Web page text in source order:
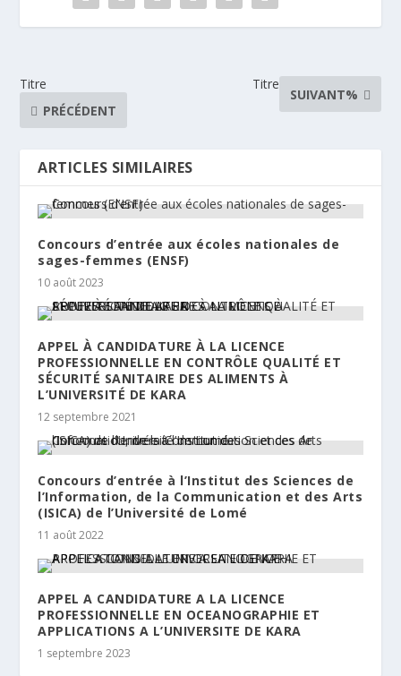
Titre
PRÉCÉDENT
Titre
SUIVANT%
ARTICLES SIMILAIRES
Concours d’entrée aux écoles nationales de
sages-femmes (ENSF)
10 août 2023
APPEL À CANDIDATURE À LA LICENCE
PROFESSIONNELLE EN CONTRÔLE QUALITÉ ET
SÉCURITÉ SANITAIRE DES ALIMENTS À
L’UNIVERSITÉ DE KARA
12 septembre 2021
Concours d’entrée à l’Institut des Sciences de
l’Information, de la Communication et des Arts
(ISICA) de l’Université de Lomé
11 août 2022
APPEL A CANDIDATURE A LA LICENCE
PROFESSIONNELLE EN OCEANOGRAPHIE ET
APPLICATIONS A L’UNIVERSITE DE KARA
1 septembre 2023